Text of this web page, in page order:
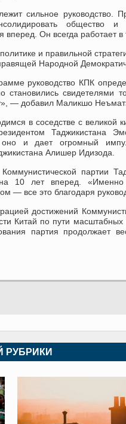
сильное
общество
вперед. Он всегда работает
и правильной
Народной
руководство КПК
свидетелями
» , — добавил Маликшо
в соседстве с великой
Таджикистана
и дает огромный
Алишер Идизода.
партии
10 лет вперед. «
— все это благодаря
достижений К
Китай по пути
партия продолжает
РУБРИКИ